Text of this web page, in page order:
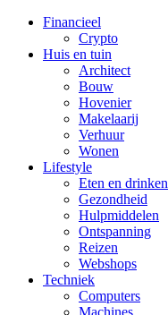
Financieel
Crypto
Huis en tuin
Architect
Bouw
Hovenier
Makelaarij
Verhuur
Wonen
Lifestyle
Eten en drinken
Gezondheid
Hulpmiddelen
Ontspanning
Reizen
Webshops
Techniek
Computers
Machines